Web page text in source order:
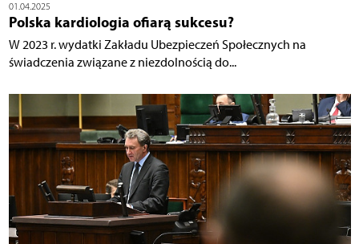
01.04.2025
Polska kardiologia ofiarą sukcesu?
W 2023 r. wydatki Zakładu Ubezpieczeń Społecznych na
świadczenia związane z niezdolnością do...